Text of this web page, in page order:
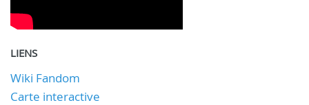
LIENS
Wiki Fandom
Carte interactive